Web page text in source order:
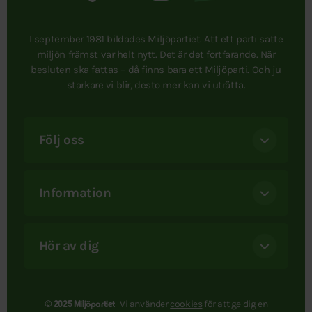
I september 1981 bildades Miljöpartiet. Att ett parti satte
miljön främst var helt nytt. Det är det fortfarande. När
besluten ska fattas – då finns bara ett Miljöparti. Och ju
starkare vi blir, desto mer kan vi uträtta.
Följ oss
Information
Hör av dig
© 2025 Miljöpartiet Vi användercookies för att ge dig en